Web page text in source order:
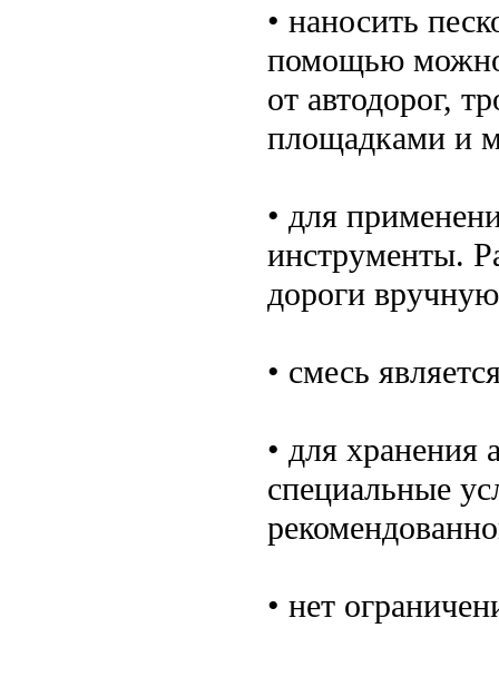
• наносить
помощью можно
от автодорог,
площадками и
• для
инструменты.
дороги
• смесь
• для хранения
специальные
• нет